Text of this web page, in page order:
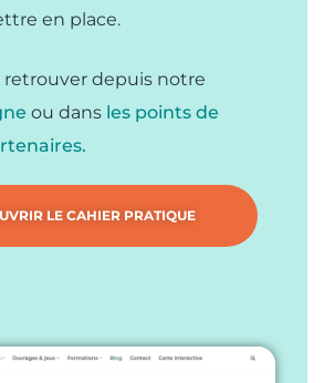
en place.
retrouver depuis notre
ou dans les points de
LE CAHIER PRATIQUE